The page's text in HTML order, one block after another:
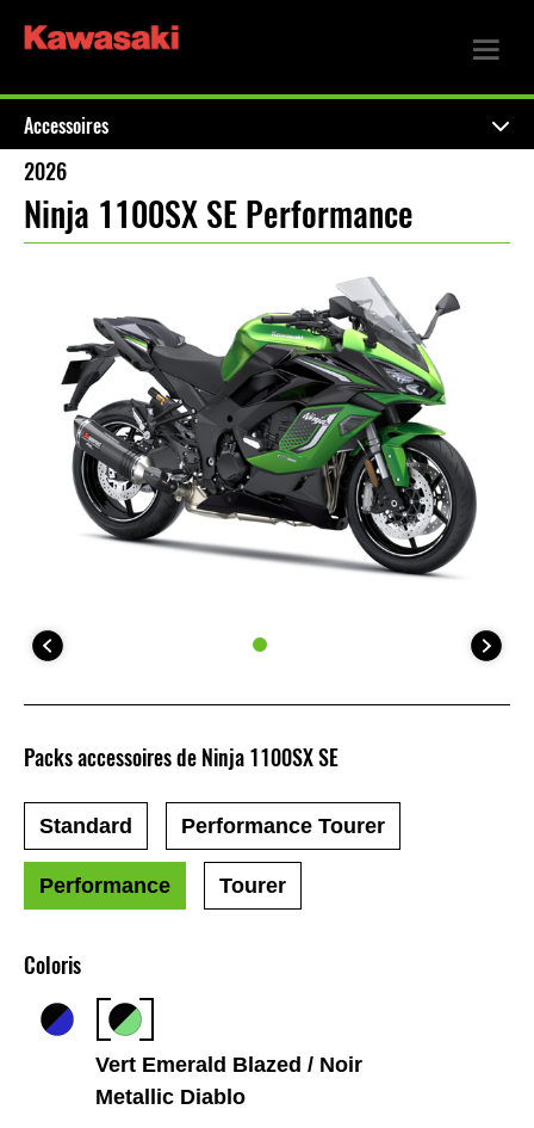
Accessoires
2026
Ninja 1100SX SE Performance
Coloris
Vert Emerald Blazed / Noir
Metallic Diablo
Packs accessoires de Ninja 1100SX SE
Standard Performance Tourer
Performance Tourer